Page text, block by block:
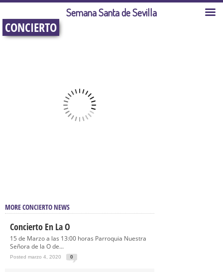
CONCIERTO
MORE CONCIERTO NEWS
Concierto En La O
15 de Marzo a las 13:00 horas Parroquia Nuestra
Señora de la O de...
Posted marzo 4, 2020 0
Semana Santa de Sevilla